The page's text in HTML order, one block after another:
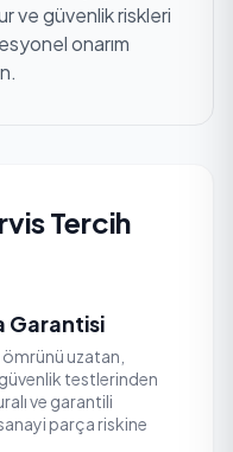
ve güvenlik riskleri
onarım
Tercih
Garantisi
ömrünü uzatan,
testlerinden
ve garantili
parça riskine